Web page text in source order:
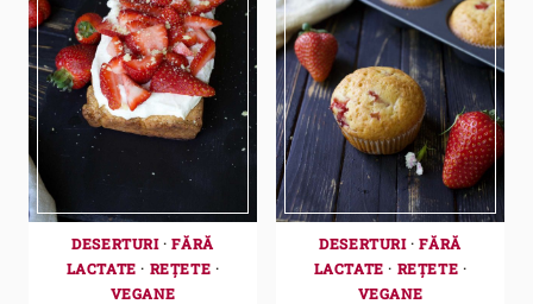
DESERTURI·FĂRĂ
LACTATE · REȚETE ·
VEGANE
DESERTURI·FĂRĂ
LACTATE · REȚETE ·
VEGANE